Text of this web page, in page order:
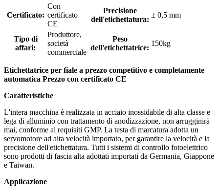
Certificato:
Con
certificato
CE
Precisione
dell'etichettatura:
± 0,5 mm
Tipo di
affari:
Produttore,
società
commerciale
Peso
dell'etichettatrice:
150kg
Etichettatrice per fiale a prezzo competitivo e completamente
automatica Prezzo con certificato CE
Caratteristiche
L'intera macchina è realizzata in acciaio inossidabile di alta classe e
lega di alluminio con trattamento di anodizzazione, non arrugginirà
mai, conforme ai requisiti GMP. La testa di marcatura adotta un
servomotore ad alta velocità importato, per garantire la velocità e la
precisione dell'etichettatura. Tutti i sistemi di controllo fotoelettrico
sono prodotti di fascia alta adottati importati da Germania, Giappone
e Taiwan.
Applicazione